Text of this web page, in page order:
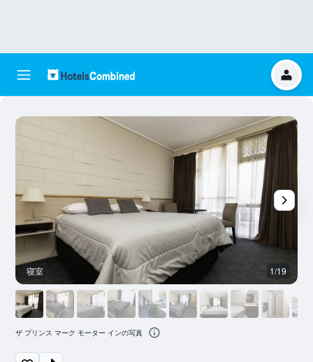
寝室 1/19
ザ プリンス マーク モーター インの写真